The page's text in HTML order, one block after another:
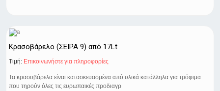
Κρασοβάρελο (ΣΕΙΡΑ 9) από 17Lt
Τιμή: Eπικοινωνήστε για πληροφορίες
Τα κρασοβάρελα είναι κατασκευασμένα από υλικά κατάλληλα για τρόφιμα
που τηρούν όλες τις ευρωπαικές προδιαγρ